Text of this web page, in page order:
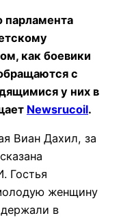
парламента
как боевики
с
у них в
Newsrucoil.
Виан Дахил, за
Гостья
женщину
в